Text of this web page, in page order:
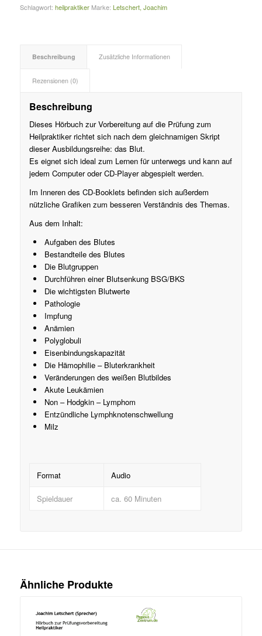
Schlagwort: heilpraktiker Marke: Letschert, Joachim
Beschreibung Zusätzliche Informationen
Rezensionen (0)
Beschreibung
Dieses Hörbuch zur Vorbereitung auf die Prüfung zum
Heilpraktiker richtet sich nach dem gleichnamigen Skript
dieser Ausbildungsreihe: das Blut.
Es eignet sich ideal zum Lernen für unterwegs und kann auf
jedem Computer oder CD-Player abgespielt werden.
Im Inneren des CD-Booklets befinden sich außerdem
nützliche Grafiken zum besseren Verständnis des Themas.
Aus dem Inhalt:
Aufgaben des Blutes
Bestandteile des Blutes
Die Blutgruppen
Durchführen einer Blutsenkung BSG/BKS
Die wichtigsten Blutwerte
Pathologie
Impfung
Anämien
Polyglobuli
Eisenbindungskapazität
Die Hämophilie – Bluterkrankheit
Veränderungen des weißen Blutbildes
Akute Leukämien
Non – Hodgkin – Lymphom
Entzündliche Lymphknotenschwellung
Milz
Format Audio
Spieldauer ca. 60 Minuten
Ähnliche Produkte